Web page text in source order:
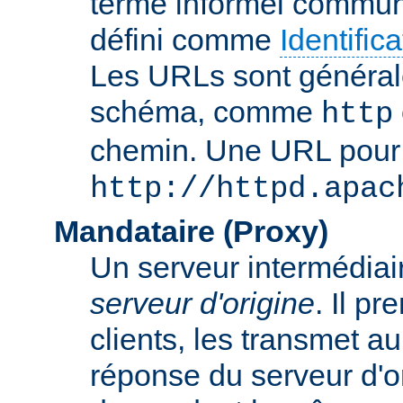
défini comme
Les URLs sont
schéma, comme http
chemin. Une URL
http://
Mandataire (Proxy)
Un serveur
serveur d'origine. Il
clients, les transmet
réponse du serveur